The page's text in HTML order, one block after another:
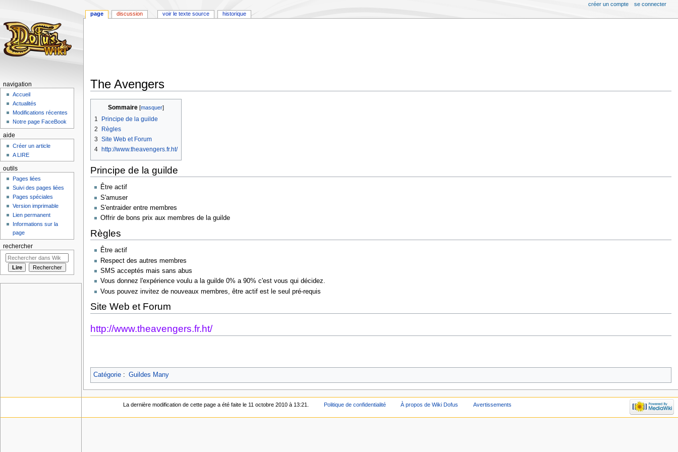
The Avengers
navigation
recherche
Sommaire
1
Principe de la guilde
2
Règles
3 Site Web et Forum
4 http://www.theavengers.fr.ht/
Principe de la guilde
Être actif
S'amuser
S'entraider entre membres
Offrir de bons prix aux membres de la guilde
Règles
Être actif
Respect des autres membres
SMS acceptés mais sans abus
Vous donnez l'expérience voulu a la guilde 0% a 90% c'est vous qui décidez.
Vous pouvez invitez de nouveaux membres, être actif est le seul pré-requis
Site Web et Forum
http://www.theavengers.fr.ht/
Catégorie: Guildes Many
page discussion voir le texte source historique
créer un compte se connecter
navigation
Accueil
Actualités
Modifications récentes
Notre page FaceBook
aide
Créer un article
A LIRE
outils
Pages liées
Suivi des pages liées
Pages spéciales
Version imprimable
Lien permanent
Informations sur la
page
rechercher
La dernière modification de cette page a été faite le 11 octobre 2010 à 13:21. Politique de confidentialité À propos de Wiki Dofus Avertissements